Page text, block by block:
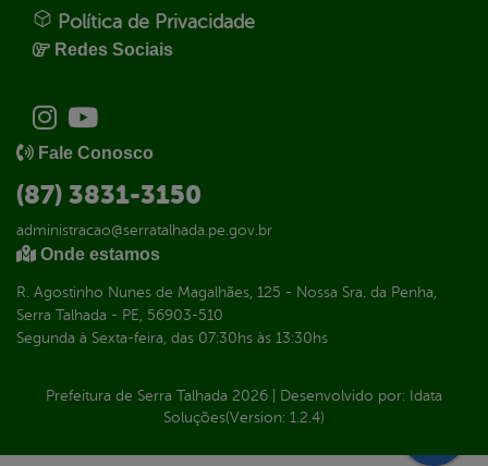
Política de Privacidade
Redes Sociais
Fale Conosco
(87) 3831-3150
administracao@serratalhada.pe.gov.br
Onde estamos
R. Agostinho Nunes de Magalhães, 125 - Nossa Sra. da Penha,
Serra Talhada - PE, 56903-510
Segunda à Sexta-feira, das 07:30hs às 13:30hs
Prefeitura de Serra Talhada 2026 Desenvolvido por: Idata
Soluções(Version: 1.2.4)